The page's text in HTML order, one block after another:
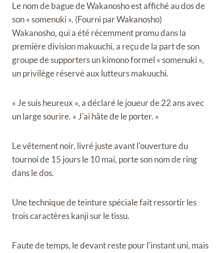
Le nom de bague de Wakanosho est affiché au dos de
son « somenuki ». (Fourni par Wakanosho)
Wakanosho, qui a été récemment promu dans la
première division makuuchi, a reçu de la part de son
groupe de supporters un kimono formel « somenuki »,
un privilège réservé aux lutteurs makuuchi.
« Je suis heureux », a déclaré le joueur de 22 ans avec
un large sourire. « J'ai hâte de le porter. »
Le vêtement noir, livré juste avant l'ouverture du
tournoi de 15 jours le 10 mai, porte son nom de ring
dans le dos.
Une technique de teinture spéciale fait ressortir les
trois caractères kanji sur le tissu.
Faute de temps, le devant reste pour l'instant uni, mais